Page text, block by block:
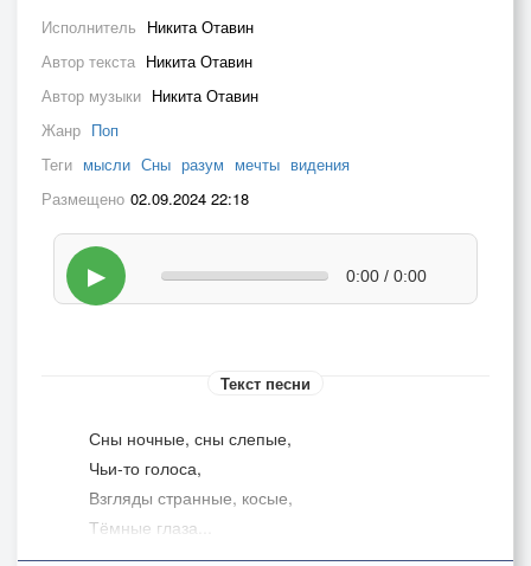
Исполнитель Никита Отавин
Автор текста Никита Отавин
Автор музыки Никита Отавин
Жанр Поп
Теги мысли Сны разум мечты видения
Размещено 02.09.2024 22:18
▶ 0:00 / 0:00
Текст песни
Сны ночные, сны слепые,
Чьи-то голоса,
Взгляды странные, косые,
Тёмные глаза...